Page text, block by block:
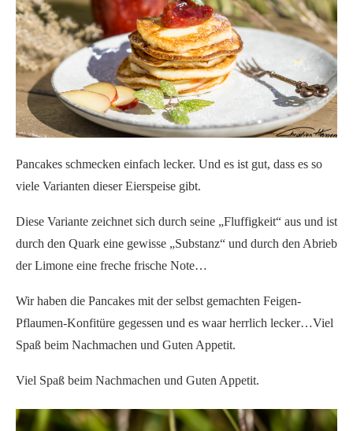
Pancakes schmecken einfach lecker. Und es ist gut, dass es so
viele Varianten dieser Eierspeise gibt.
Diese Variante zeichnet sich durch seine „Fluffigkeit“ aus und ist
durch den Quark eine gewisse „Substanz“ und durch den Abrieb
der Limone eine freche frische Note…
Wir haben die Pancakes mit der selbst gemachten Feigen-
Pflaumen-Konfitüre gegessen und es waar herrlich lecker…Viel
Spaß beim Nachmachen und Guten Appetit.
Viel Spaß beim Nachmachen und Guten Appetit.